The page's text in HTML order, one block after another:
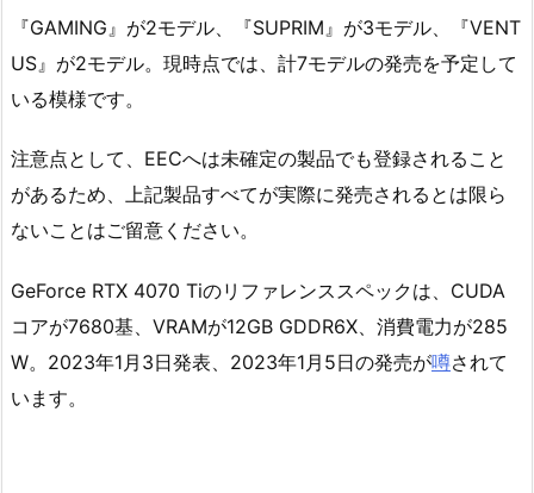
『GAMING』が2モデル、『SUPRIM』が3モデル、『VENT
US』が2モデル。現時点では、計7モデルの発売を予定して
いる模様です。
注意点として、EECへは未確定の製品でも登録されること
があるため、上記製品すべてが実際に発売されるとは限ら
ないことはご留意ください。
GeForce RTX 4070 Tiのリファレンススペックは、CUDA
コアが7680基、VRAMが12GB GDDR6X、消費電力が285
W。2023年1月3日発表、2023年1月5日の発売が噂されて
います。